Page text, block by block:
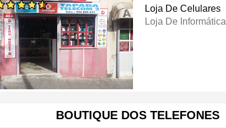
Loja De Celulares
Loja De Informática
BOUTIQUE DOS TELEFONES